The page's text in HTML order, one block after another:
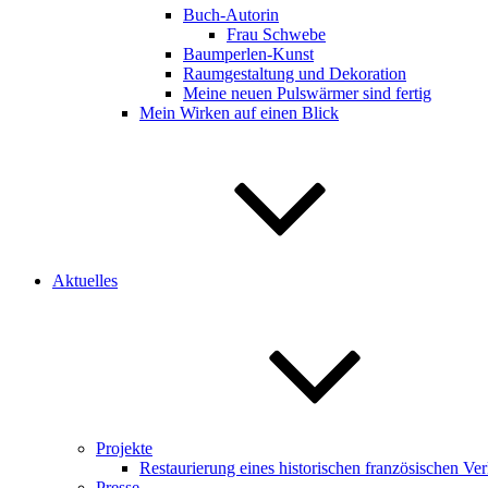
Buch-Autorin
Frau Schwebe
Baumperlen-Kunst
Raumgestaltung und Dekoration
Meine neuen Pulswärmer sind fertig
Mein Wirken auf einen Blick
Aktuelles
Projekte
Restaurierung eines historischen französischen